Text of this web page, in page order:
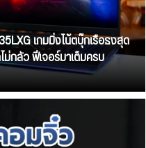
เกมมิ่งโน้ตบุ๊กเรือธงสุด
กลัว ฟีเจอร์มาเต็มครบ